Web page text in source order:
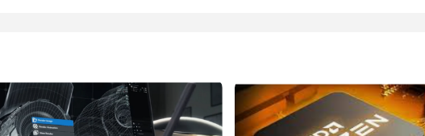
mạnh mẽ với các công nghệ Max-Q, Dynamic Boost và DLSS 4, chiếc
cao trải nghiệm chơi gaming thông qua sức mạnh từ AI.